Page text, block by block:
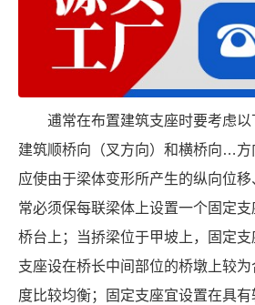
逋常在布置建筑支座时要考虑
建筑顺桥向（叉方向）和横桥向…
应使由于梁体变形所产生的纵向位
常必须保每联梁体上设置一个固定
桥台上；当挢梁位于甲坡上，固定
支座设在桥长中间部位的桥墩上较
度比较均衡；固定支座宜设置在具